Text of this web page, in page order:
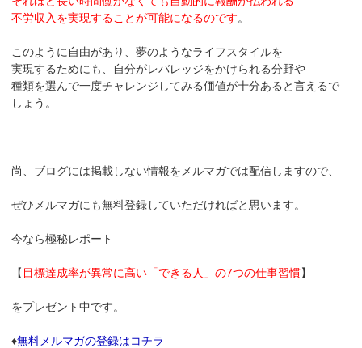
不労収入を実現することが可能になるのです。
このように自由があり、夢のようなライフスタイルを
実現するためにも、自分がレバレッジをかけられる分野や
種類を選んで一度チャレンジしてみる価値が十分あると言えるで
しょう。
尚、ブログには掲載しない情報をメルマガでは配信しますので、
ぜひメルマガにも無料登録していただければと思います。
今なら極秘レポート
【 目標達成率が異常に高い「できる人」の7つの仕事習慣】
をプレゼント中です。
♦無料メルマガの登録はコチラ